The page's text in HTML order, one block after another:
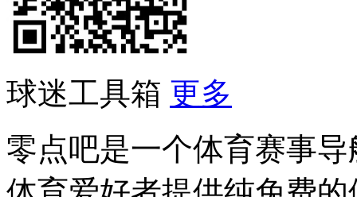
球迷工具箱 更多
零点吧是一个体育赛事